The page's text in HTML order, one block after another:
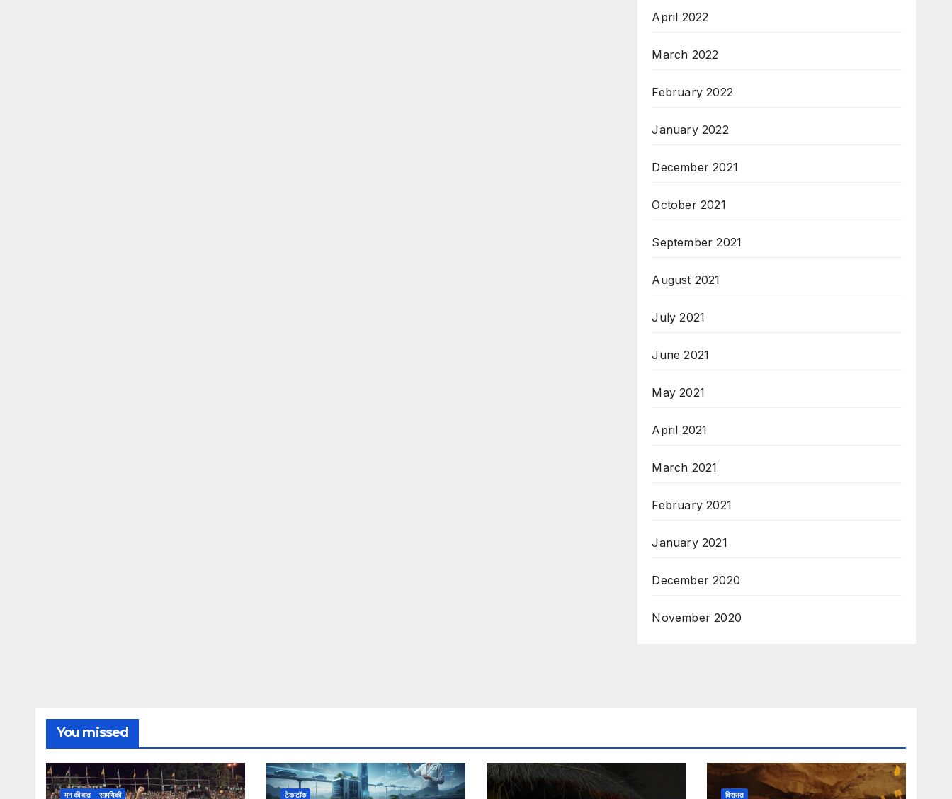
April 2022
March 2022
February 2022
January 2022
December 2021
October 2021
September 2021
August 2021
July 2021
June 2021
May 2021
April 2021
March 2021
February 2021
January 2021
December 2020
November 2020
You missed
मन की बात सामयिकी टेक टॉक विरासत